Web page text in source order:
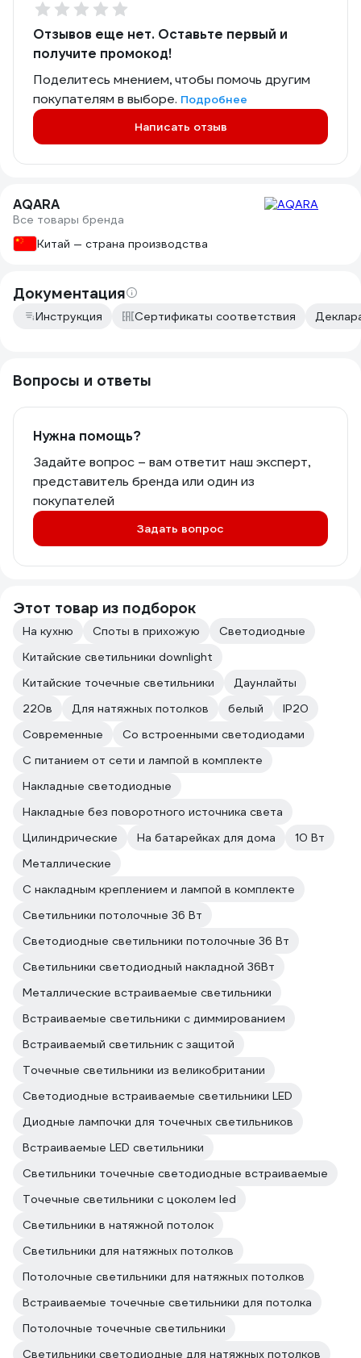
Отзывов еще нет. Оставьте первый и
получите промокод!
Поделитесь мнением, чтобы помочь другим
покупателям в выборе. Подробнее
Написать отзыв
AQARA
Все товары бренда
Китай — страна производства
Документация
Инструкция Сертификаты соответствия
Вопросы и ответы
Нужна помощь?
Задайте вопрос – вам ответит наш эксперт,
представитель бренда или один из
покупателей
Задать вопрос
Этот товар из подборок
На кухню Споты в прихожую
Светодиодные
Китайские светильники downlight
Китайские точечные светильники
Даунлайты
220в
Для натяжных потолков белый
IP20
Современные
Со встроенными светодиодами
С питанием от сети и лампой в комплекте
Накладные светодиодные
Накладные без поворотного источника света
Цилиндрические
На батарейках для дома
10 Вт
Металлические
С накладным креплением и лампой в комплекте
Светильники потолочные 36 Вт
Светодиодные светильники потолочные 36 Вт
Светильники светодиодный накладной 36Вт
Металлические встраиваемые светильники
Встраиваемые светильники с диммированием
Встраиваемый светильник с защитой
Точечные светильники из великобритании
Светодиодные встраиваемые светильники LED
Диодные лампочки для точечных светильников
Встраиваемые LED светильники
Светильники точечные светодиодные встраиваемые
Точечные светильники с цоколем led
Светильники в натяжной потолок
Светильники для натяжных потолков
Потолочные светильники для натяжных потолков
Встраиваемые точечные светильники для потолка
Потолочные точечные светильники
Светильники светодиодные для натяжных потолков